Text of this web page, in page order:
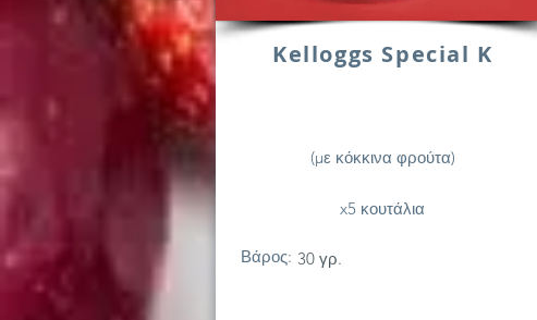
Kelloggs Special K
(με κόκκινα φρούτα)
x5 κουτάλια
Βάρος: 30 γρ.